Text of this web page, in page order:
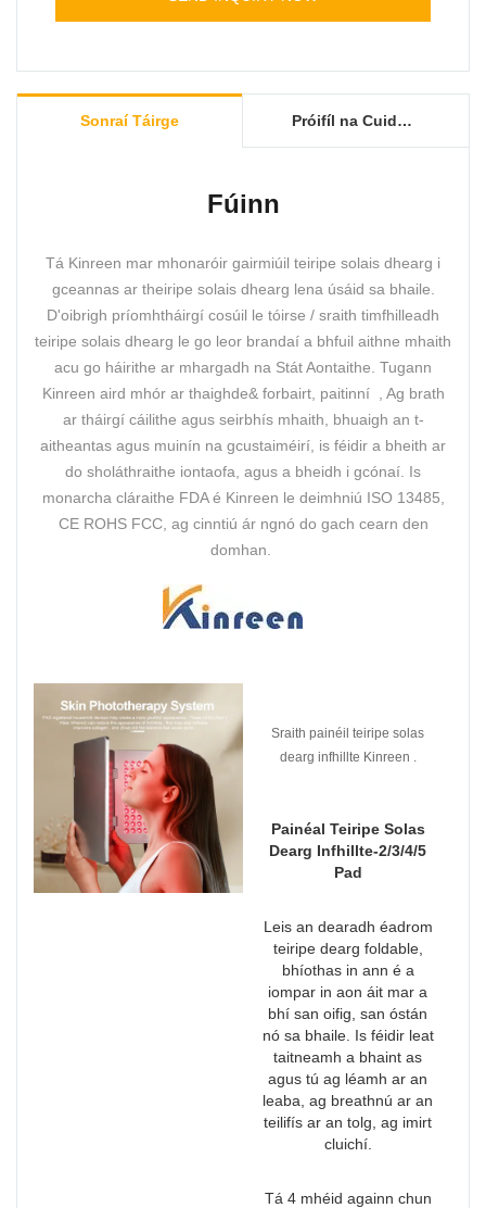
Tá cianrialtán an ghléis ar féidir leis a bhaint
Pulse : 10 20 30 40 Hz
Dimmable: 25% 50% 75% 100%
Dath na soilse: NIR+RED ; DEARG; NIR
Sonraí Táirge Próifíl na Cuideachta
Fúinn
Tá Kinreen mar mhonaróir gairmiúil teiripe solais dhearg i
gceannas ar theiripe solais dhearg lena úsáid sa bhaile.
D'oibrigh príomhtháirgí cosúil le tóirse / sraith timfhilleadh
teiripe solais dhearg le go leor brandaí a bhfuil aithne mhaith
acu go háirithe ar mhargadh na Stát Aontaithe. Tugann
Kinreen aird mhór ar thaighde& forbairt, paitinní , Ag brath
ar tháirgí cáilithe agus seirbhís mhaith, bhuaigh an t-
aitheantas agus muinín na gcustaiméirí, is féidir a bheith ar
do sholáthraithe iontaofa, agus a bheidh i gcónaí. Is
monarcha cláraithe FDA é Kinreen le deimhniú ISO 13485,
CE ROHS FCC, ag cinntiú ár ngnó do gach cearn den
domhan.
Sraith painéil teiripe solas
dearg infhillte Kinreen .
Painéal Teiripe Solas
Dearg Infhillte-2/3/4/5
Pad
Leis an dearadh éadrom
teiripe dearg foldable,
bhíothas in ann é a
iompar in aon áit mar a
bhí san oifig, san óstán
nó sa bhaile. Is féidir leat
taitneamh a bhaint as
agus tú ag léamh ar an
leaba, ag breathnú ar an
teilifís ar an tolg, ag imirt
cluichí.
Tá 4 mhéid againn chun